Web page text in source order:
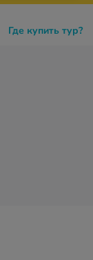
Где купить тур?